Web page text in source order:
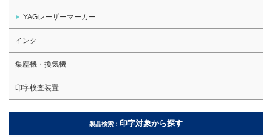
YAGレーザーマーカー
インク
集塵機・換気機
印字検査装置
製品検索： 印字対象から探す